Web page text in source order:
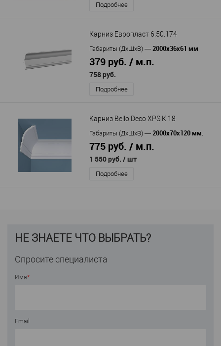
Подробнее
Карниз Европласт 6.50.174
Габариты (ДхШхВ) — 2000х36х61 мм
379 руб. / м.п.
758 руб.
Подробнее
Карниз Bello Deco XPS К 18
Габариты (ДхШхВ) — 2000х70х120 мм.
775 руб. / м.п.
1 550 руб. / шт
Подробнее
НЕ ЗНАЕТЕ ЧТО ВЫБРАТЬ?
Спросите специалиста
Имя*
Email